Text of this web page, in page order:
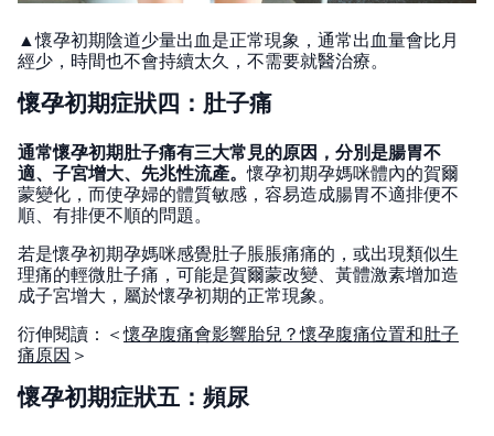
▲懷孕初期陰道少量出血是正常現象，通常出血量會比月
經少，時間也不會持續太久，不需要就醫治療。
懷孕初期症狀四：肚子痛
通常懷孕初期肚子痛有三大常見的原因，分別是腸胃不
適、子宮增大、先兆性流產。懷孕初期孕媽咪體內的賀爾
蒙變化，而使孕婦的體質敏感，容易造成腸胃不適排便不
順、有排便不順的問題。
若是懷孕初期孕媽咪感覺肚子脹脹痛痛的，或出現類似生
理痛的輕微肚子痛，可能是賀爾蒙改變、黃體激素增加造
成子宮增大，屬於懷孕初期的正常現象。
衍伸閱讀：＜懷孕腹痛會影響胎兒？懷孕腹痛位置和肚子
痛原因 ＞
懷孕初期症狀五：頻尿